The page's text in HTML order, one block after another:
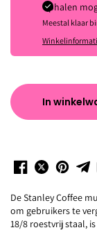
Ophalen
Meestal klaar
In
De Stanley Coffee
om gebruikers te
18/8 roestvrij staal,